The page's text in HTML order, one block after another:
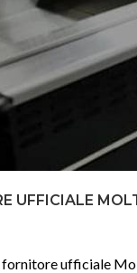
UFFICIALE
ufficiale